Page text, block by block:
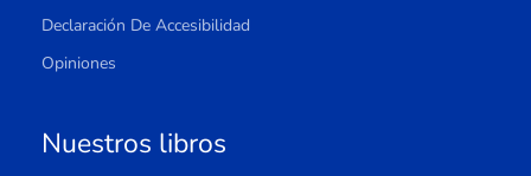
Declaración De Accesibilidad
Opiniones
Nuestros libros